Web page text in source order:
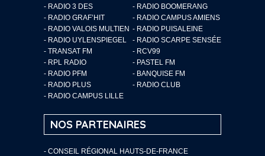
- RADIO 3 DES
- RADIO BOOMERANG
- RADIO GRAF’HIT
- RADIO CAMPUS AMIENS
- RADIO VALOIS MULTIEN - RADIO PUISALEINE
- RADIO UYLENSPIEGEL
- RADIO SCARPE SENSÉE
- TRANSAT FM
- RCV99
- RPL RADIO
- PASTEL FM
- RADIO PFM
- BANQUISE FM
- RADIO PLUS
- RADIO CLUB
- RADIO CAMPUS LILLE
NOS PARTENAIRES
- CONSEIL RÉGIONAL HAUTS-DE-FRANCE